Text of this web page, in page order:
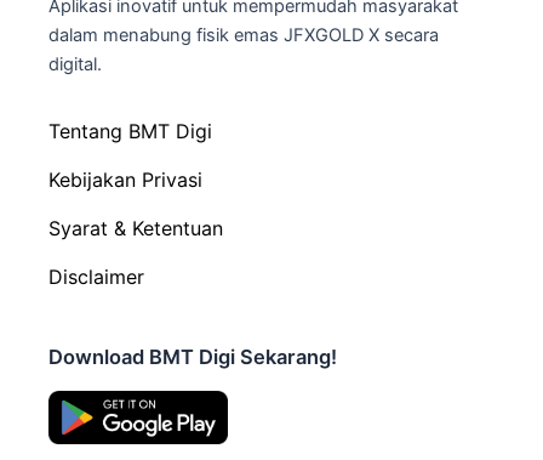
Aplikasi inovatif untuk mempermudah masyarakat
dalam menabung fisik emas JFXGOLD X secara
digital.
Tentang BMT Digi
Kebijakan Privasi
Syarat & Ketentuan
Disclaimer
Download BMT Digi Sekarang!